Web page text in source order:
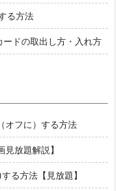
る方法
ードの取出し方・入れ方
オフに）する方法
放題解説】
る方法【見放題】